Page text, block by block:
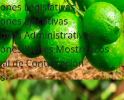
Legislativas
Ejecutivas
Administrativas
Bienes Mostrencos
de Contratación